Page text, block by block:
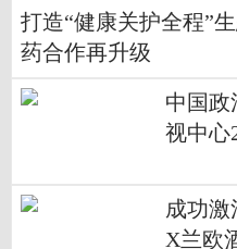
打造“健康关护全程”
药合作再升级
中国政
视中心
成功激
X兰欧